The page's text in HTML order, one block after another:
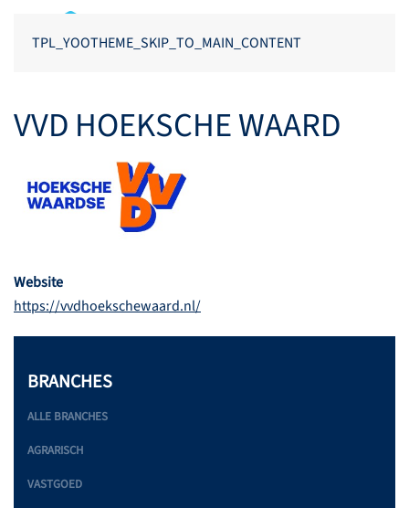
TPL_YOOTHEME_SKIP_TO_MAIN_CONTENT
VVD HOEKSCHE WAARD
Website
https://vvdhoekschewaard.nl/
BRANCHES
ALLE BRANCHES
AGRARISCH
VASTGOED